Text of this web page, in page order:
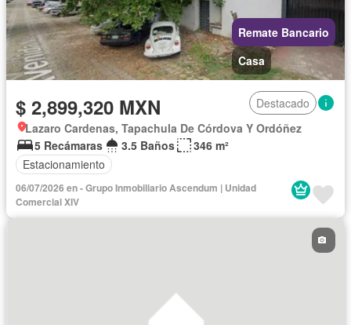
Remate Bancario
Casa
$ 2,899,320 MXN
Destacado
Lazaro Cardenas, Tapachula De Córdova Y Ordóñez
5 Recámaras
3.5 Baños
346 m²
Estacionamiento
06/07/2026 en - Grupo Inmobiliario Ascendum | Unidad
Comercial XIV